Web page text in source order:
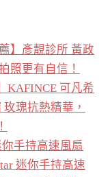
】彥靚診所 黃政
照更有自信！
KAFINCE 可凡希
瑰抗熱精華，
你手持高速風扇
迷你手持高速